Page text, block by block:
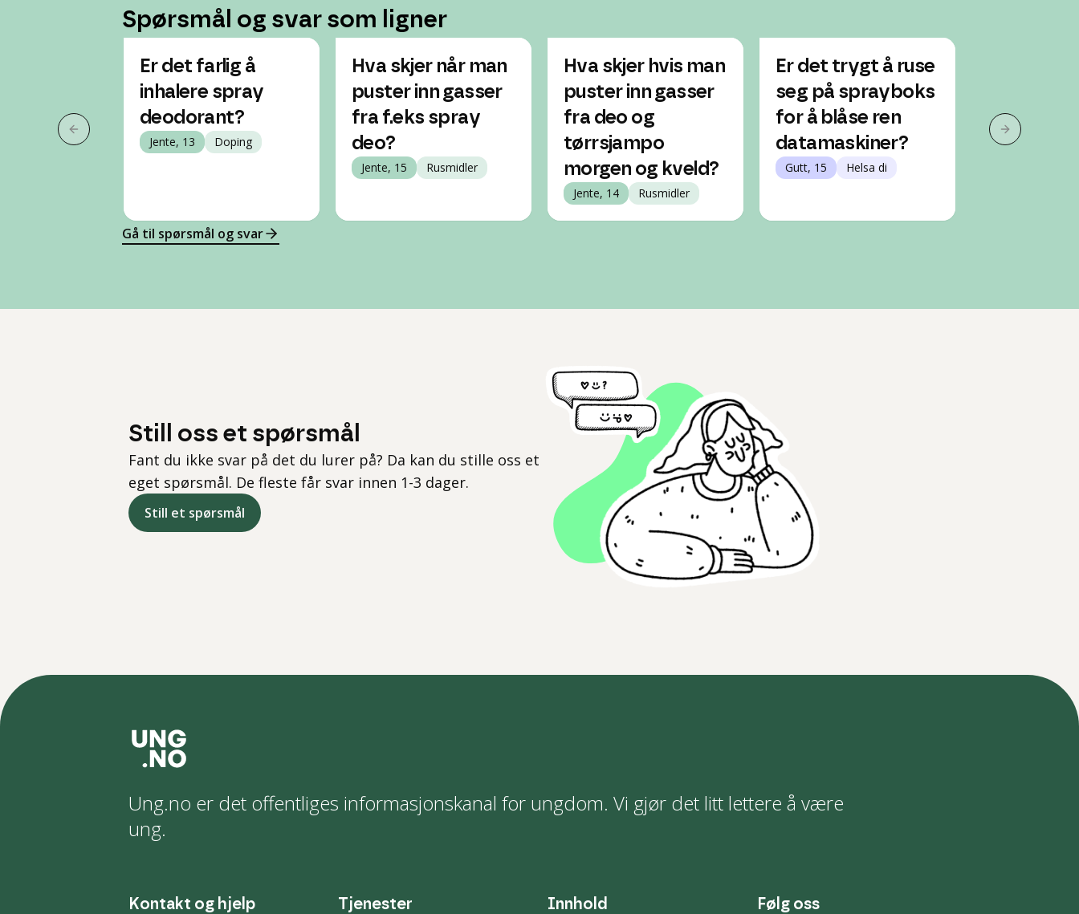
Spørsmål og svar som ligner
Forrige slide
Er det farlig å
inhalere spray
deodorant?
Jente, 13 Doping
Hva skjer når man
puster inn gasser
fra f.eks spray
deo?
Jente, 15 Rusmidler
Hva skjer hvis man
puster inn gasser
fra deo og
tørrsjampo
morgen og kveld?
Jente, 14 Rusmidler
Er det trygt å ruse
seg på sprayboks
for å blåse ren
datamaskiner?
Gutt, 15 Helsa di
slippe å
Jente, 13
Neste slide
Gå til spørsmål og svar
Still oss et spørsmål
Fant du ikke svar på det du lurer på? Da kan du stille oss et
eget spørsmål. De fleste får svar innen 1-3 dager.
Still et spørsmål
Ung.no er det offentliges informasjonskanal for ungdom. Vi gjør det litt lettere å være
ung.
Kontakt og hjelp Tjenester Innhold Følg oss